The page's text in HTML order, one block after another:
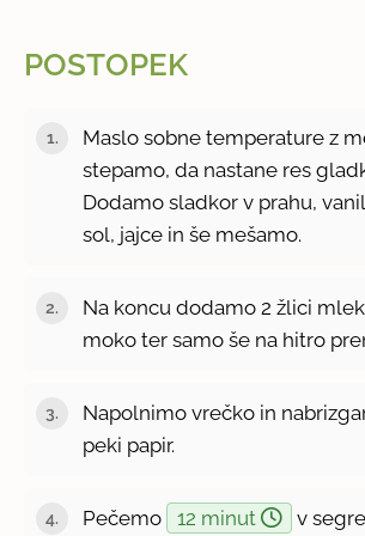
POSTOPEK
Maslo sobne temperature z
stepamo, da nastane res
Dodamo sladkor v prahu,
sol, jajce in še mešamo.
Na koncu dodamo 2 žlici
moko ter samo še na hitro
Napolnimo vrečko in
peki papir.
Pečemo 12 minut
v